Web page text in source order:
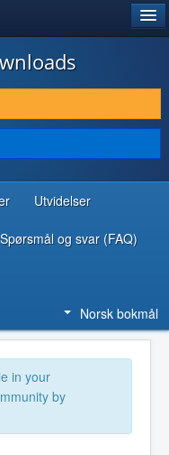
Utvidelser
Spørsmål og svar (FAQ)
Norsk bokmål
in your
by